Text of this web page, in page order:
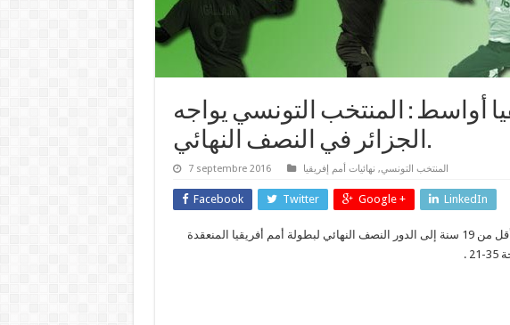
أواسط : المنتخب التونسي يواجه
الجزائر في النصف النهائي.
7 septembre 2016 المنتخب التونسي, نهائيات أمم إفريقيا
Facebook Twitter Google + LinkedIn
ترشح يوم الثلاثاء المنتخب التونسي لكرة اليد أقل من 19 سنة إلى الدور النصف النهائي لبطولة أمم أفريقيا المنعقدة
.